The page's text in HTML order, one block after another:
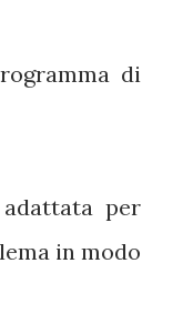
di
per
in modo